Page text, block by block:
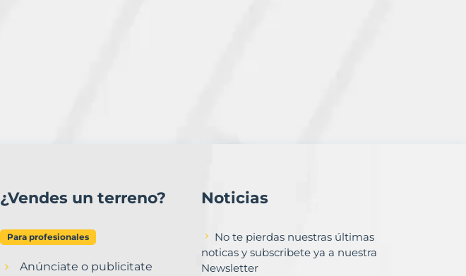
¿Vendes un terreno?
Para profesionales
Anúnciate o publicitate
Noticias
No te pierdas nuestras últimas
noticas y subscribete ya a nuestra
Newsletter